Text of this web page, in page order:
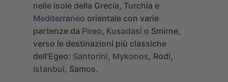
nelle isole della Grecia, Turchia e
Mediterraneo orientale con varie
partenze da Pireo, Kusadasi o Smirne,
verso le destinazioni più classiche
dell’Egeo: Santorini, Mykonos, Rodi,
Istanbul, Samos.